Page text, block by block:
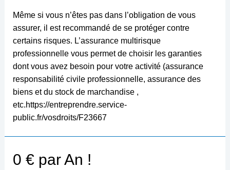
Même si vous n’êtes pas dans l’obligation de vous
assurer, il est recommandé de se protéger contre
certains risques. L’assurance multirisque
professionnelle vous permet de choisir les garanties
dont vous avez besoin pour votre activité (assurance
responsabilité civile professionnelle, assurance des
biens et du stock de marchandise ,
etc.https://entreprendre.service-
public.fr/vosdroits/F23667
0 € par An !